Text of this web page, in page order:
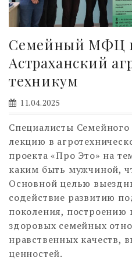
Семейный МФЦ
Астраханский
техникум
11.04.2025
Специалисты
лекцию в
проекта «Про Это» на
каким быть мужчиной,
Основной целью
содействие развитию
поколения, построению
здоровых семейных
нравственных качеств,
ценностей.